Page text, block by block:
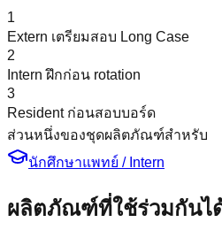
1
Extern เตรียมสอบ Long Case
2
Intern ฝึกก่อน rotation
3
Resident ก่อนสอบบอร์ด
ส่วนหนึ่งของชุดผลิตภัณฑ์สำหรับ
นักศึกษาแพทย์ / Intern
ผลิตภัณฑ์ที่ใช้ร่วมกันไ